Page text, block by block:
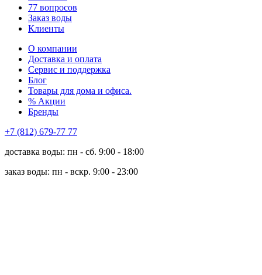
77 вопросов
Заказ воды
Клиенты
О компании
Доставка и оплата
Сервис и поддержка
Блог
Товары для дома и офиса.
% Акции
Бренды
+7 (812) 679-77 77
доставка воды: пн - сб. 9:00 - 18:00
заказ воды: пн - вскр. 9:00 - 23:00